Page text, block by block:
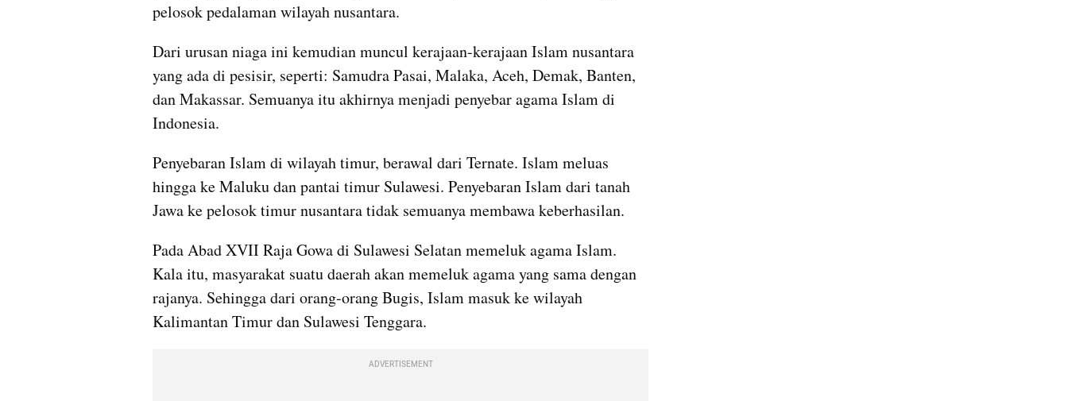
pelosok pedalaman wilayah nusantara.
Dari urusan niaga ini kemudian muncul kerajaan-kerajaan Islam nusantara
yang ada di pesisir, seperti: Samudra Pasai, Malaka, Aceh, Demak, Banten,
dan Makassar. Semuanya itu akhirnya menjadi penyebar agama Islam di
Indonesia.
Penyebaran Islam di wilayah timur, berawal dari Ternate. Islam meluas
hingga ke Maluku dan pantai timur Sulawesi. Penyebaran Islam dari tanah
Jawa ke pelosok timur nusantara tidak semuanya membawa keberhasilan.
Pada Abad XVII Raja Gowa di Sulawesi Selatan memeluk agama Islam.
Kala itu, masyarakat suatu daerah akan memeluk agama yang sama dengan
rajanya. Sehingga dari orang-orang Bugis, Islam masuk ke wilayah
Kalimantan Timur dan Sulawesi Tenggara.
ADVERTISEMENT